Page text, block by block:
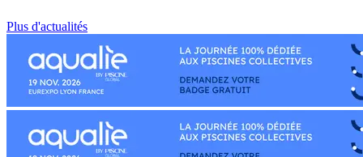
Plus d'actualités